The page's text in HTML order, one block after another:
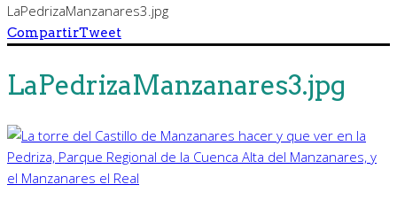
LaPedrizaManzanares3.jpg
CompartirTweet
LaPedrizaManzanares3.jpg